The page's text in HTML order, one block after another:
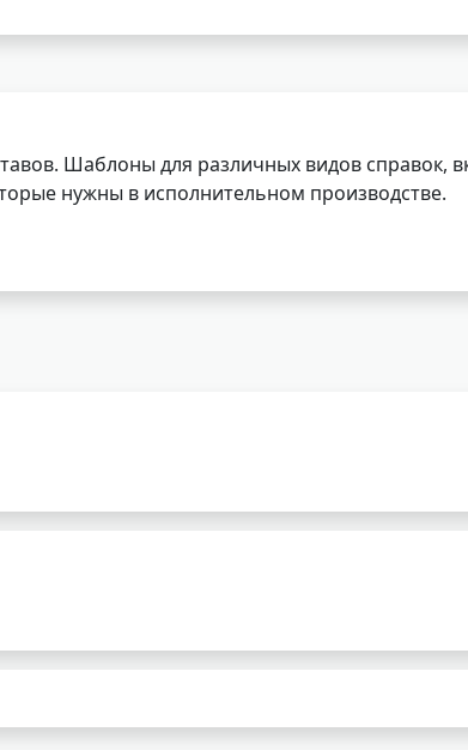
Шаблоны для различных видов справок,
нужны в исполнительном производстве.